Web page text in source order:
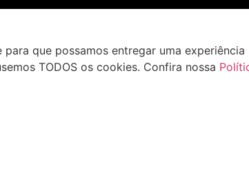
que possamos entregar uma
TODOS os cookies. Confira nossa